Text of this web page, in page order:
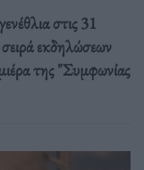
στις 31
εκδηλώσεων
της "Συμφωνίας